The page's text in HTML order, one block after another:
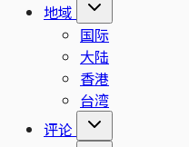
地域
国际
大陆
香港
台湾
评论